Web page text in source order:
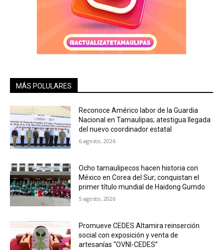
MÁS POLULARES
Reconoce Américo labor de la Guardia
Nacional en Tamaulipas; atestigua llegada
del nuevo coordinador estatal
6 agosto, 2026
Ocho tamaulipecos hacen historia con
México en Corea del Sur; conquistan el
primer título mundial de Haidong Gumdo
5 agosto, 2026
Promueve CEDES Altamira reinserción
social con exposición y venta de
artesanías “OVNI-CEDES”